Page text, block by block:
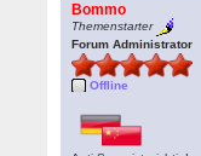
Bommo
Themenstarter
Forum Administrator
Offline